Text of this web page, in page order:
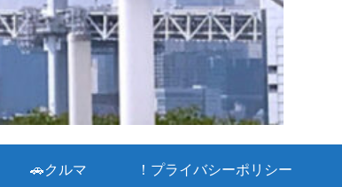
🚗クルマ ！プライバシーポリシー